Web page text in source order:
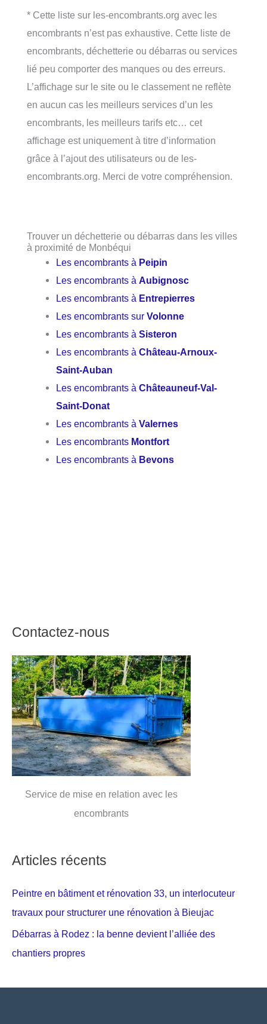
* Cette liste sur les-encombrants.org avec les
encombrants n’est pas exhaustive. Cette liste de
encombrants, déchetterie ou débarras ou services
lié peu comporter des manques ou des erreurs.
L’affichage sur le site ou le classement ne reflète
en aucun cas les meilleurs services d’un les
encombrants, les meilleurs tarifs etc… cet
affichage est uniquement à titre d’information
grâce à l’ajout des utilisateurs ou de les-
encombrants.org. Merci de votre compréhension.
Trouver un déchetterie ou débarras dans les villes
à proximité de Monbéqui
Les encombrants à Peipin
Les encombrants àAubignosc
Les encombrants à Entrepierres
Les encombrants surVolonne
Les encombrants àSisteron
Les encombrants àChâteau-Arnoux-
Saint-Auban
Les encombrants àChâteauneuf-Val-
Saint-Donat
Les encombrants àValernes
Les encombrants Montfort
Les encombrants à Bevons
Contactez-nous
Service de mise en relation avec les
encombrants
Articles récents
Peintre en bâtiment et rénovation 33, un interlocuteur
travaux pour structurer une rénovation à Bieujac
Débarras à Rodez : la benne devient l’alliée des
chantiers propres